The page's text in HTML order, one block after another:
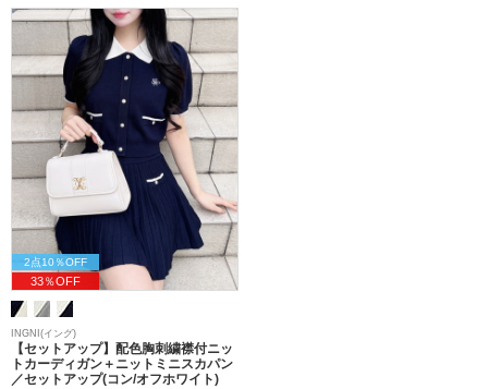
2点10％OFF
33％OFF
INGNI(イング)
【セットアップ】配色胸刺繍襟付ニッ
トカーディガン＋ニットミニスカパン
／セットアップ(コン/オフホワイト)